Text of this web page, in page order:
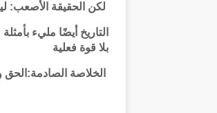
لكن الحقيقة الأصعب:
التاريخ أيضًا مليء
بلا قوة فعلية
الخلاصة